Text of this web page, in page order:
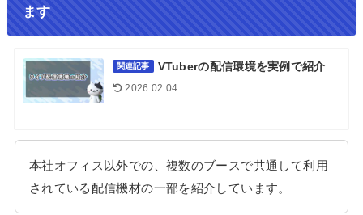
ます
関連記事 VTuberの配信環境を実例で紹介
2026.02.04
本社オフィス以外での、複数のブースで共通して利用
されている配信機材の一部を紹介しています。